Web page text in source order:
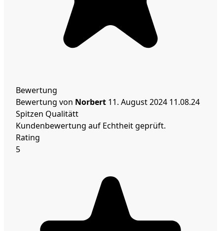
Bewertung
Bewertung von Norbert 11. August 2024 11.08.24
Spitzen Qualitätt
Kundenbewertung auf Echtheit geprüft.
Rating
5